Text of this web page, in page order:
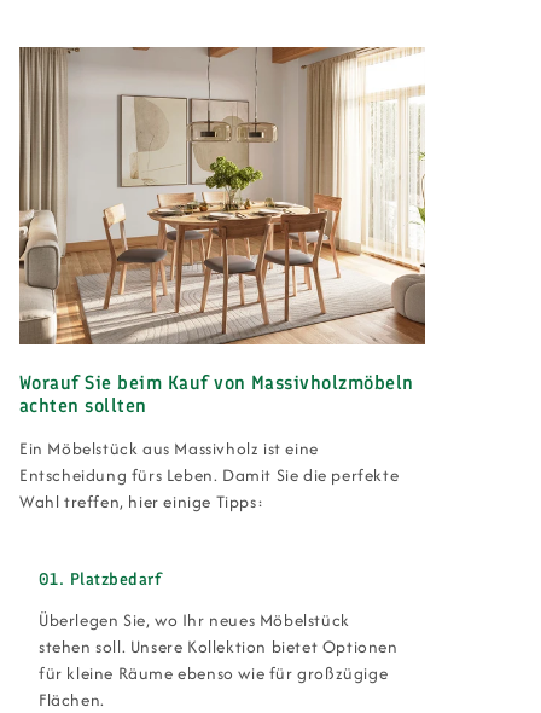
Worauf Sie beim Kauf von Massivholzmöbeln
achten sollten
Ein Möbelstück aus Massivholz ist eine
Entscheidung fürs Leben. Damit Sie die perfekte
Wahl treffen, hier einige Tipps:
01. Platzbedarf
Überlegen Sie, wo Ihr neues Möbelstück
stehen soll. Unsere Kollektion bietet Optionen
für kleine Räume ebenso wie für großzügige
Flächen.